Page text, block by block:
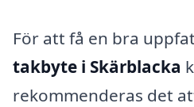
För att få en bra
takbyte i Skärblacka
rekommenderas det